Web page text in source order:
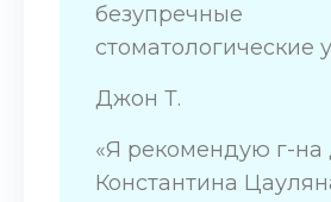
безупречные
стоматологические
Джон Т.
«Я рекомендую г-на
Константина